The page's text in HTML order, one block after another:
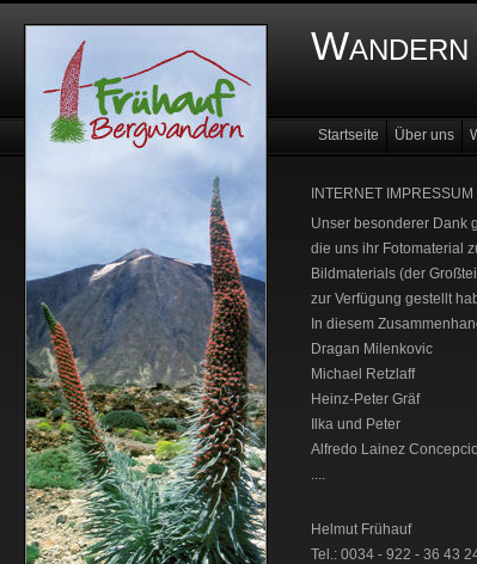
Startseite Über uns
INTERNET IMPRESSUM
Unser besonderer Dank
die uns ihr Fotomaterial
Bildmaterials (der
zur Verfügung gestellt
In diesem
Dragan Milenkovic
Michael Retzlaff
Heinz-Peter Gräf
Ilka und Peter
Alfredo Lainez
....
Helmut Frühauf
Tel.: 0034 - 922 - 36 43